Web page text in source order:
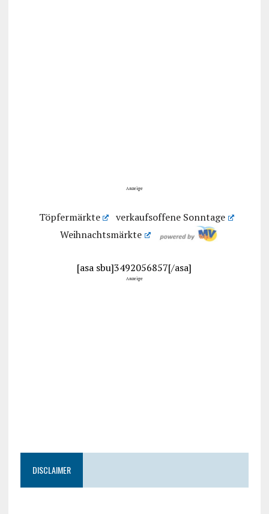
Anzeige
Töpfermärkte
verkaufsoffene Sonntage
Weihnachtsmärkte
[asa sbu]3492056857[/asa]
Anzeige
DISCLAIMER